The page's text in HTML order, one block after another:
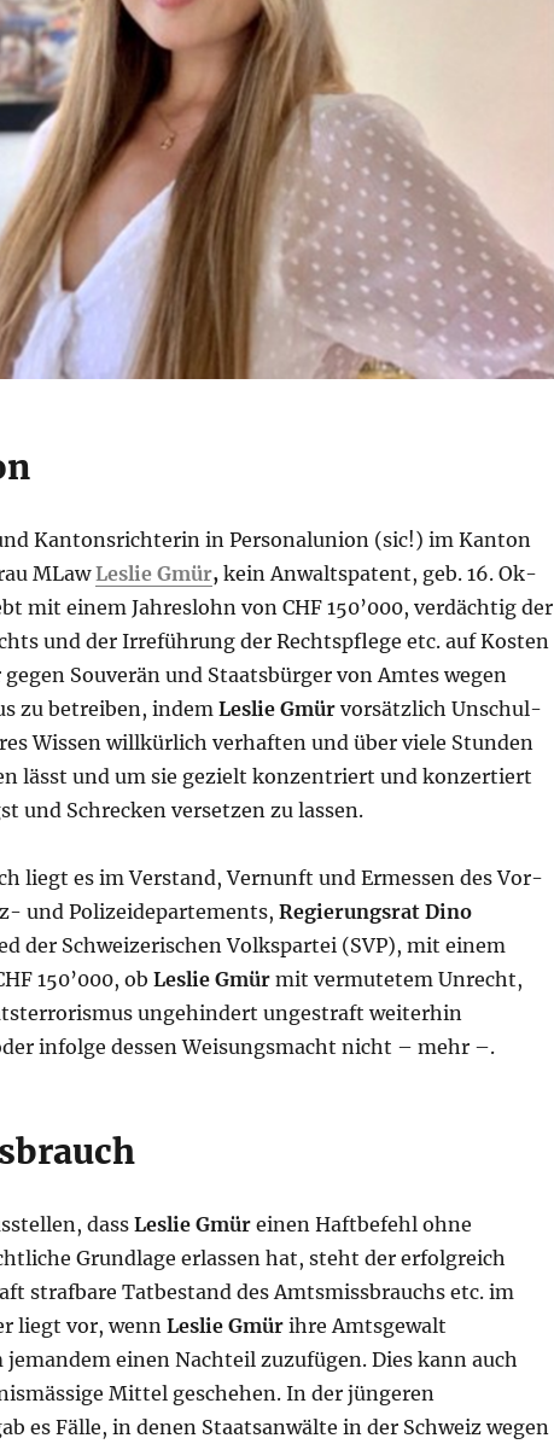
Kantonsrichterin in Personalunion (sic!) im Kanton
MLawLeslie Gmür,kein Anwaltspa­tent, geb. 16. Ok­
mit einem Jahreslohn von CHF 150’000, verdächtig der
und der Irre­führung der Rechts­pflege etc. auf Kosten
Souverän und Staatsbürger von Amtes we­gen
zu betreiben, in­dem Leslie Gmürvorsätzlich Unschul­
Wissen willkürlich verhaf­ten und über viele Stun­den
lässt und um sie gezielt konzentriert und konzer­tiert
und Schre­cken versetzen zu las­sen.
liegt es im Verstand, Vernunft und Ermes­sen des Vor­
und Polizeidepartements, Regie­rungsrat Dino
der Schwei­zerischen Volkspartei (SVP), mit einem
150’000, ob Leslie Gmürmit vermutetem Un­recht,
un­ge­hindert unge­straft weiterhin
infolge dessen Wei­sungsmacht nicht – mehr –.
dass Leslie Gmüreinen Haftbefehl ohne
Grundlage erlassen hat, steht der erfolgreich
strafbare Tat­bestand des Amtsmissbrauchs etc. im
liegt vor, wenn Leslie Gmürihre Amtsgewalt
einen Nachteil zuzufügen. Dies kann auch
Mittel geschehen. In der jüngeren
es Fälle, in denen Staatsanwälte in der Schweiz wegen